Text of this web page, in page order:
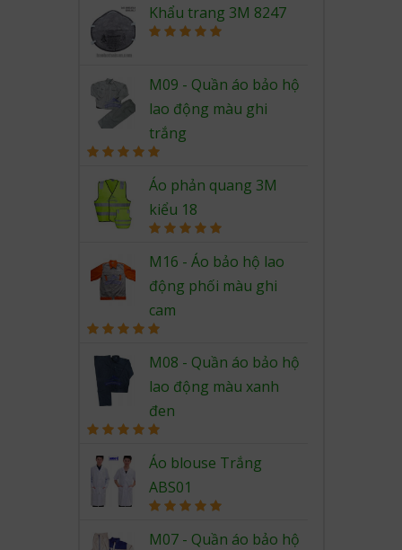
out of 5
Khẩu trang 3M 8247
M09 - Quần áo bảo hộ
lao động màu ghi
trắng
out of 5
Áo phản quang 3M
kiểu 18
out of 5
M16 - Áo bảo hộ lao
động phối màu ghi
cam
out of 5
M08 - Quần áo bảo hộ
lao động màu xanh
đen
out of 5
Áo blouse Trắng
ABS01
out of 5
M07 - Quần áo bảo hộ